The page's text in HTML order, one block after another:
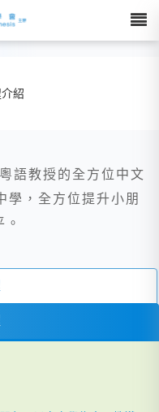
紹
語教授的全方位中文
學，全方位提升小朋